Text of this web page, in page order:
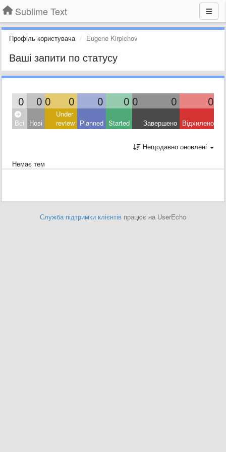
Sublime Text
Профіль користувача Eugene Kirpichov
Ваші запити по статусу
0 0 0 0 0 0 0 0 0
Всі Нові
Under
review Planned Started Завершено Відхилено
Нещодавно оновлені
Немає тем
Служба підтримки клієнтів працює на UserEcho